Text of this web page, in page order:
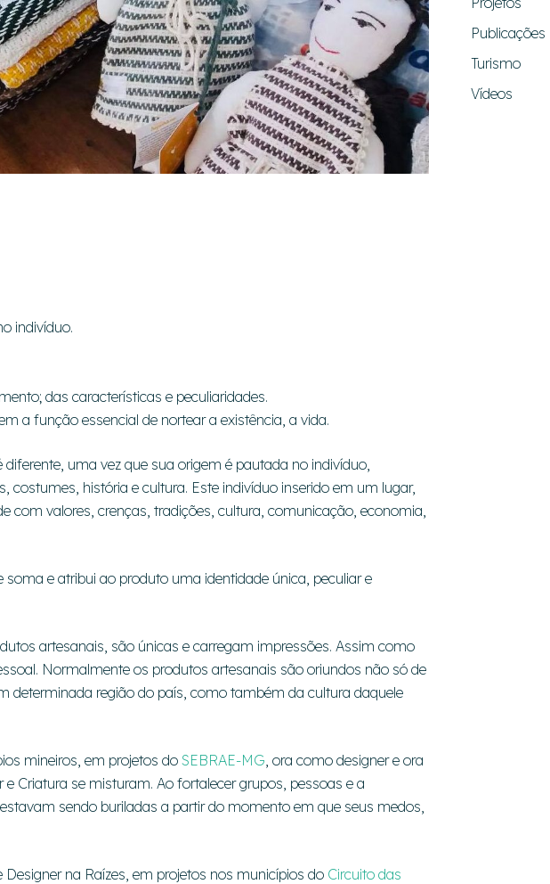
indivíduo.
das características e peculiaridades.
a função essencial de nortear a existência, a vida.
uma vez que sua origem é pautada no indivíduo,
costumes, história e cultura. Este indivíduo inserido em um lugar,
com valores, crenças, tradições, cultura, comunicação, economia,
e atribui ao produto uma identidade única, peculiar e
artesanais, são únicas e carregam impressões. Assim como
Normalmente os produtos artesanais são oriundos não só de
determinada região do país, como também da cultura daquele
mineiros, em projetos do SEBRAE-MG , ora como designer e ora
Criatura se misturam. Ao fortalecer grupos, pessoas e a
sendo buriladas a partir do momento em que seus medos,
na Raízes, em projetos nos municípios do Circuito das
Publicações
Turismo
Vídeos